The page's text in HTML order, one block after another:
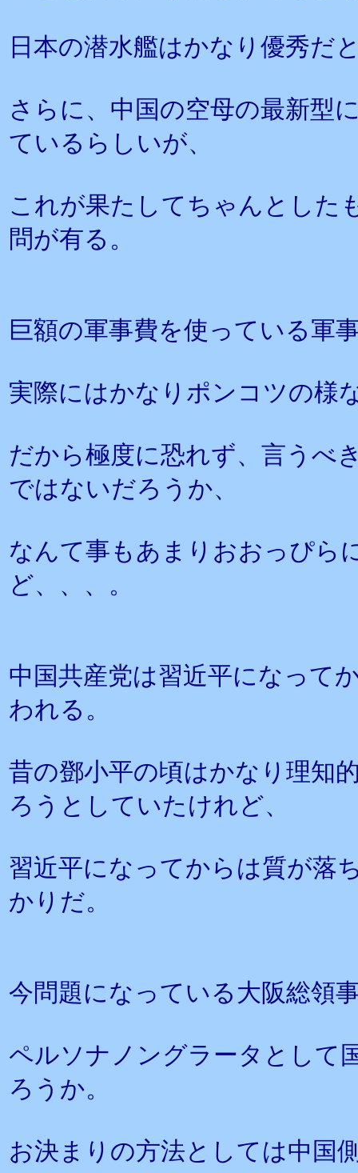
日本の潜水艦はかなり優秀だ
さらに、中国の空母の最新型
ているらしいが、
これが果たしてちゃんとした
問が有る。
巨額の軍事費を使っている軍
実際にはかなりポンコツの様
だから極度に恐れず、言うべ
ではないだろうか、
なんて事もあまりおおっぴら
ど、、、。
中国共産党は習近平になって
われる。
昔の鄧小平の頃はかなり理知
ろうとしていたけれど、
習近平になってからは質が落
かりだ。
今問題になっている大阪総領
ペルソナノングラータとして
ろうか。
お決まりの方法としては中国